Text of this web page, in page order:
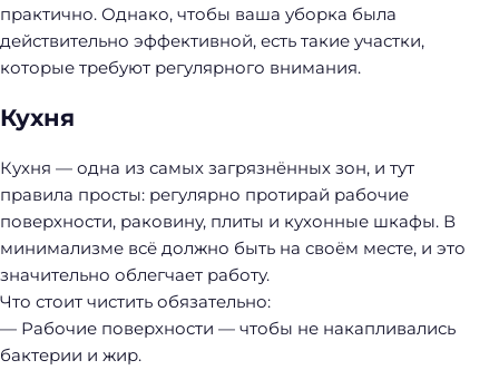
практично. Однако, чтобы ваша уборка была
действительно эффективной, есть такие участки,
которые требуют регулярного внимания.
Кухня
Кухня — одна из самых загрязнённых зон, и тут
правила просты: регулярно протирай рабочие
поверхности, раковину, плиты и кухонные шкафы. В
минимализме всё должно быть на своём месте, и это
значительно облегчает работу.
Что стоит чистить обязательно:
— Рабочие поверхности — чтобы не накапливались
бактерии и жир.